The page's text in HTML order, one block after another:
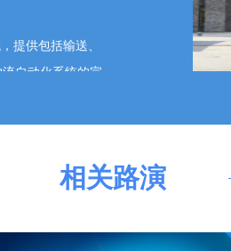
机器人）订单回暖，毛利率修复空间，
积极推动毛利提升。
提供包括输送、
自动化系统的完
务，一直致力于
身订制的工业数
重型、全自动
相关路演